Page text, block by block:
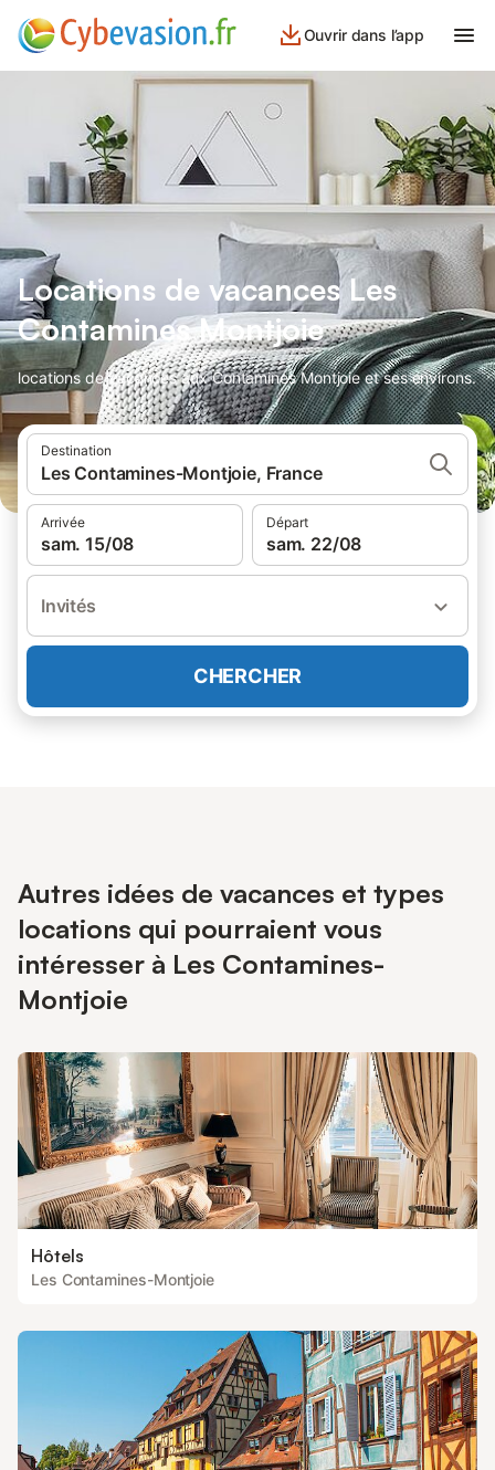
Ouvrir dans l’app
Locations de vacances Les
Contamines Montjoie
locations de vacances aux Contamines Montjoie et ses environs.
Destination
Les Contamines-Montjoie, France
Arrivée
sam. 15/08
Départ
sam. 22/08
Invités
CHERCHER
Autres idées de vacances et types
locations qui pourraient vous
intéresser à Les Contamines-
Montjoie
Hôtels
Les Contamines-Montjoie